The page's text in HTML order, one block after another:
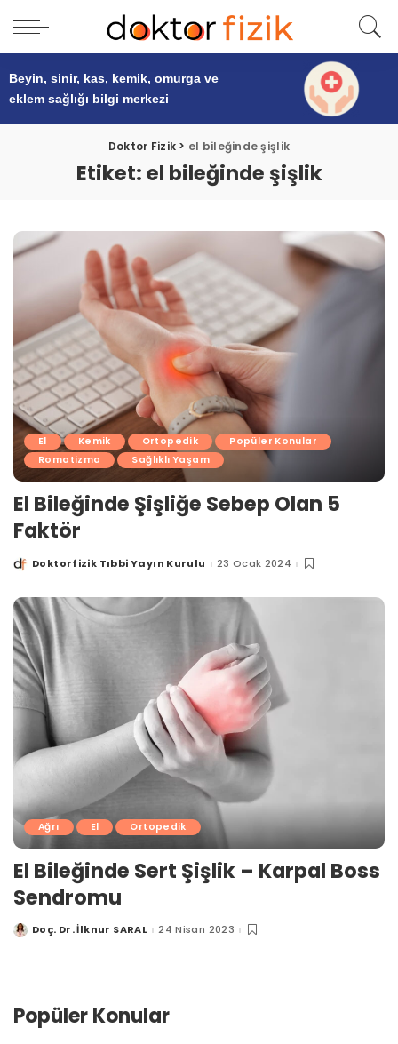
Beyin, sinir, kas, kemik, omurga ve
eklem sağlığı bilgi merkezi
Doktor Fizik > el bileğinde şişlik
Etiket:el bileğinde şişlik
El Kemik Ortopedik
Popüler Konular
Romatizma
Sağlıklı Yaşam
El Bileğinde Şişliğe Sebep Olan 5
Faktör
PostedDoktorfizik Tıbbi Yayın Kurulu 23 Ocak 2024
Ağrı El Ortopedik
El Bileğinde Sert Şişlik – Karpal Boss
Sendromu
PostedDoç. Dr. İlknur SARAL 24 Nisan 2023
Popüler Konular